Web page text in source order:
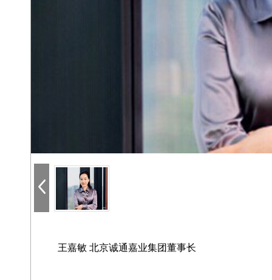
王嘉敏 北京诚通嘉业集团董事长